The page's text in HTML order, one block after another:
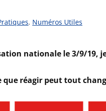
, Numéros Utiles
nationale le 3/9/19,
que réagir peut tout